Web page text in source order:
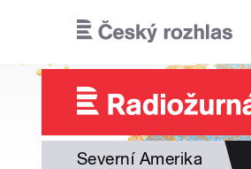
Severní Amerika